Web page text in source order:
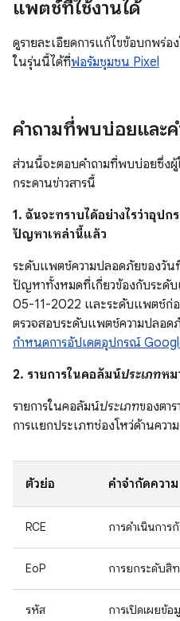
แพตช์ที่ใช้งานได้
ดูรายละเอียดการแก้ไขข้อบกพร่
ในรุ่นนี้ได้ที่ฟอรัมชุมชน Pixel
คำถามที่พบบ่อยและ
ส่วนนี้จะตอบคำถามที่พบบ่อยซึ่งผู้
กระดานข่าวสารนี้
1. ฉันจะทราบได้อย่างไรว่าอุป
ปัญหาเหล่านี้แล้ว
ระดับแพตช์ความปลอดภัยของวั
ปัญหาทั้งหมดที่เกี่ยวข้องกับระดั
05-11-2022 และระดับแพตช์ก่
ตรวจสอบระดับแพตช์ความปลอด
กำหนดการอัปเดตอุปกรณ์
2. รายการในคอลัมน์ประเภทหม
รายการในคอลัมน์ประเภทของตา
การแยกประเภทช่องโหว่ด้านควา
ตัวย่อ คำจำกัดความ
RCE การดำเนินการ
EoP การยกระดับสิ
รหัส การเปิดเผยข้อ